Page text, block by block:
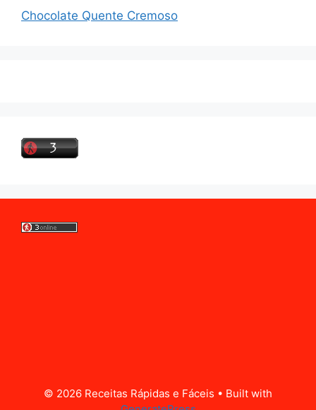
Chocolate Quente Cremoso
© 2026 Receitas Rápidas e Fáceis • Built with